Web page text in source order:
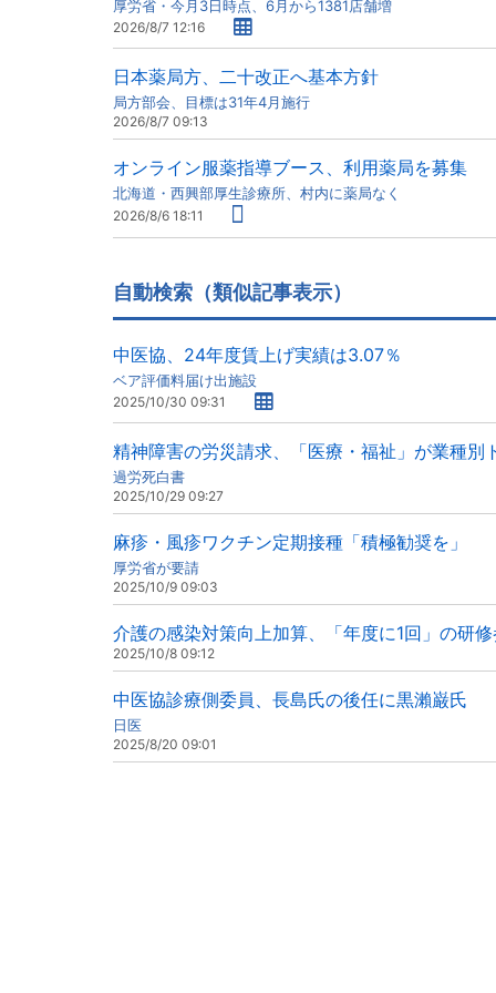
厚労省・今月3日時点、6月から1381店舗増
2026/8/7 12:16
日本薬局方、二十改正へ基本方針
局方部会、目標は31年4月施行
2026/8/7 09:13
オンライン服薬指導ブース、利用薬局を募集
北海道・西興部厚生診療所、村内に薬局なく
2026/8/6 18:11
自動検索（類似記事表示）
中医協、24年度賃上げ実績は3.07％
ベア評価料届け出施設
2025/10/30 09:31
精神障害の労災請求、「医療・福祉」が業種別
過労死白書
2025/10/29 09:27
麻疹・風疹ワクチン定期接種「積極勧奨を」
厚労省が要請
2025/10/9 09:03
介護の感染対策向上加算、「年度に1回」の研
2025/10/8 09:12
中医協診療側委員、長島氏の後任に黒瀨巌氏
日医
2025/8/20 09:01